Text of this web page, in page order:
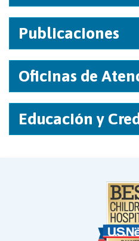
Publicaciones
Oficinas de
Educación y